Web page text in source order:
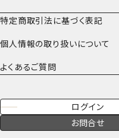
特定商取引法に基づく表記
個人情報の取り扱いについて
よくあるご質問
ログイン
お問合せ